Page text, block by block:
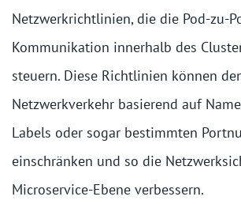
Netzwerkrichtlinien, die die Pod-zu-
Kommunikation innerhalb des
steuern. Diese Richtlinien können
Netzwerkverkehr basierend auf
Labels oder sogar bestimmten
einschränken und so die
Microservice-Ebene verbessern.